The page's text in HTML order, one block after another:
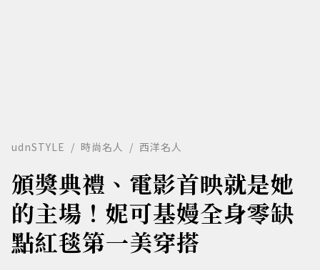
udnSTYLE 時尚名人 西洋名人
頒獎典禮、電影首映就是她
的主場！妮可基嫚全身零缺
點紅毯第一美穿搭